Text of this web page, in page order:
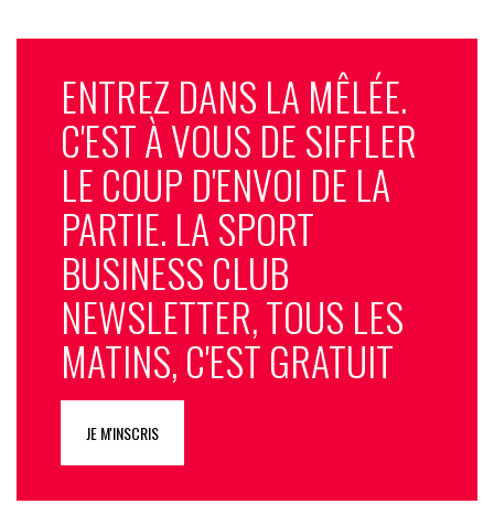
ENTREZ DANS LA MÊLÉE.
C'EST À VOUS DE SIFFLER
LE COUP D'ENVOI DE LA
PARTIE. LA SPORT
BUSINESS CLUB
NEWSLETTER, TOUS LES
MATINS, C'EST GRATUIT
JE M'INSCRIS